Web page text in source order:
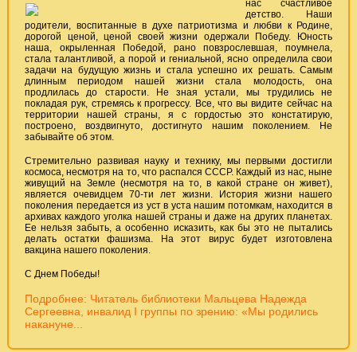
нас счастливое
детство. Наши
родители, воспитанные в духе патриотизма и любви к Родине,
дорогой ценой, ценой своей жизни одержали Победу. Юность
наша, окрыленная Победой, рано повзрослевшая, поумнела,
стала талантливой, а порой и гениальной, ясно определила свои
задачи на будущую жизнь и стала успешно их решать. Самым
длинным периодом нашей жизни стала молодость, она
продлилась до старости. Не зная устали, мы трудились не
покладая рук, стремясь к прогрессу. Все, что вы видите сейчас на
территории нашей страны, я с гордостью это констатирую,
построено, воздвигнуто, достигнуто нашим поколением. Не
забывайте об этом.
Стремительно развивая науку и технику, мы первыми достигли
космоса, несмотря на то, что распался СССР. Каждый из нас, ныне
живущий на Земле (несмотря на то, в какой стране он живет),
является очевидцем 70-ти лет жизни. История жизни нашего
поколения передается из уст в уста нашим потомкам, находится в
архивах каждого уголка нашей страны и даже на других планетах.
Ее нельзя забыть, а особенно исказить, как бы это не пытались
делать остатки фашизма. На этот вирус будет изготовлена
вакцина нашего поколения.
C Днем Победы!
Подробнее: Читатель библиотеки Мальцева Надежда
Сергеевна, инвалид I группы по зрению: «Мы родились
накануне...